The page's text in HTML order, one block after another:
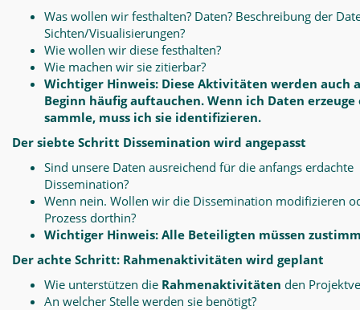
Was wollen wir festhalten? Daten? Beschreibung der
Sichten/Visualisierungen?
Wie wollen wir diese festhalten?
Wie machen wir sie zitierbar?
Wichtiger Hinweis: Diese Aktivitäten werden auch
Beginn häufig auftauchen. Wenn ich Daten erzeuge
sammle, muss ich sie identifizieren.
Der siebte Schritt Dissemination wird angepasst
Sind unsere Daten ausreichend für die anfangs erdachte
Dissemination?
Wenn nein. Wollen wir die Dissemination modifizieren
Prozess dorthin?
Wichtiger Hinweis: Alle Beteiligten müssen
Der achte Schritt: Rahmenaktivitäten wird geplant
Wie unterstützen die Rahmenaktivitäten den
An welcher Stelle werden sie benötigt?